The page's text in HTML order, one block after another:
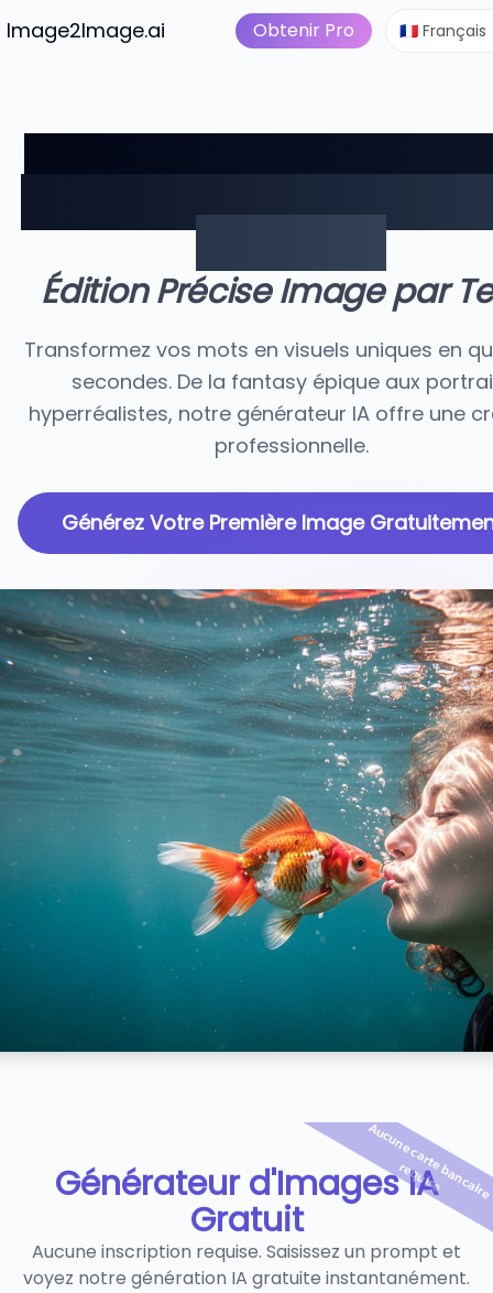
Image2Image.ai
Suite d'Image IA Image en vidéo
Obtenir Pro 🇫🇷 Français
Générateur d'Images IA
Texte à l'Image en
Édition Précise Image par
Transformez vos mots en visuels uniques en
secondes. De la fantasy épique aux
hyperréalistes, notre générateur IA offre une
professionnelle.
Générez Votre Première Image
Générateur d'Images IA
Gratuit
Aucune inscription requise. Saisissez un prompt et
voyez notre génération IA gratuite instantanément.
r
e